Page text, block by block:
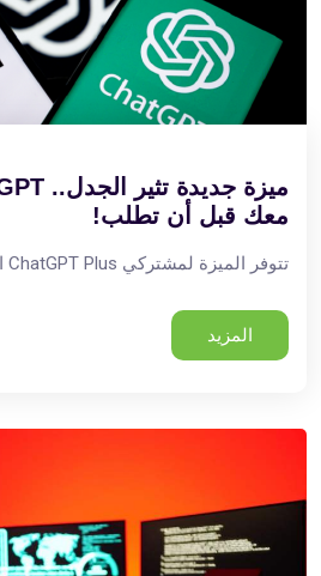
معك قبل أن تطلب!
تتوفر الميزة لمشتركي ChatGPT Plus المدفوع فقط.
المزيد